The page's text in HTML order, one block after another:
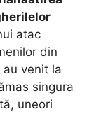
atac
din
au venit la
singura
uneori